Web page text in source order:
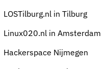
LOSTilburg.nl in Tilburg
Linux020.nl in Amsterdam
Hackerspace Nijmegen